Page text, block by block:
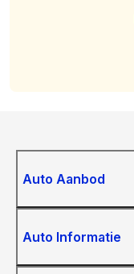
Auto Aanbod
Auto Informatie